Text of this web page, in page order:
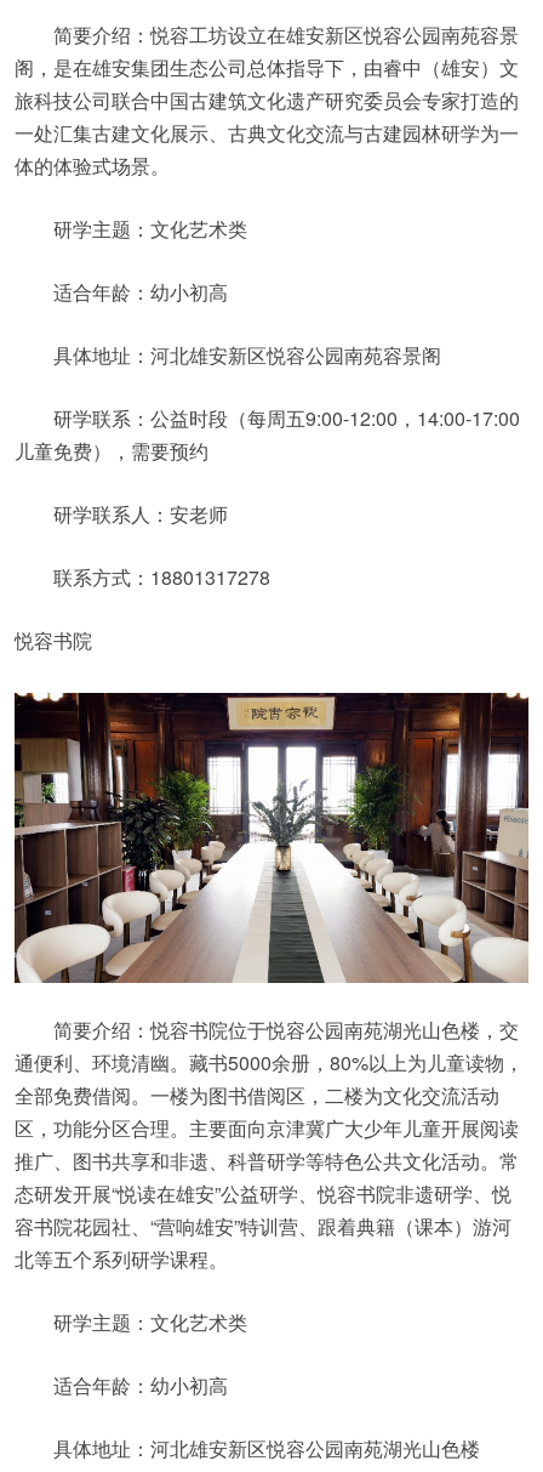
简要介绍：悦容工坊设立在雄安新区悦容公园南苑容景
阁，是在雄安集团生态公司总体指导下，由睿中（雄安）文
旅科技公司联合中国古建筑文化遗产研究委员会专家打造的
一处汇集古建文化展示、古典文化交流与古建园林研学为一
体的体验式场景。
研学主题：文化艺术类
适合年龄：幼小初高
具体地址：河北雄安新区悦容公园南苑容景阁
研学联系：公益时段（每周五9:00-12:00，14:00-17:00
儿童免费），需要预约
研学联系人：安老师
联系方式：18801317278
悦容书院
简要介绍：悦容书院位于悦容公园南苑湖光山色楼，交
通便利、环境清幽。藏书5000余册，80%以上为儿童读物，
全部免费借阅。一楼为图书借阅区，二楼为文化交流活动
区，功能分区合理。主要面向京津冀广大少年儿童开展阅读
推广、图书共享和非遗、科普研学等特色公共文化活动。常
态研发开展“悦读在雄安”公益研学、悦容书院非遗研学、悦
容书院花园社、“营响雄安”特训营、跟着典籍（课本）游河
北等五个系列研学课程。
研学主题：文化艺术类
适合年龄：幼小初高
具体地址：河北雄安新区悦容公园南苑湖光山色楼